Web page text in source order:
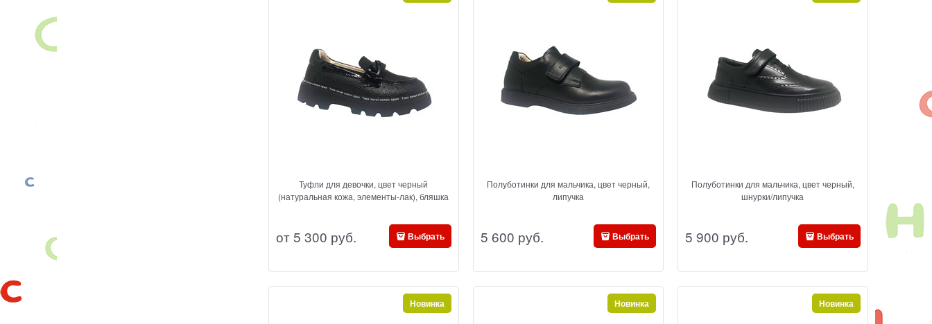
Туфли для девочки, цвет черный
(натуральная кожа, элементы-лак), бляшка
от5 300 руб. Выбрать
Полуботинки для мальчика, цвет черный,
липучка
5 600 руб. Выбрать
Полуботинки для мальчика, цвет черный,
шнурки/липучка
5 900 руб. Выбрать
Новинка Новинка Новинка